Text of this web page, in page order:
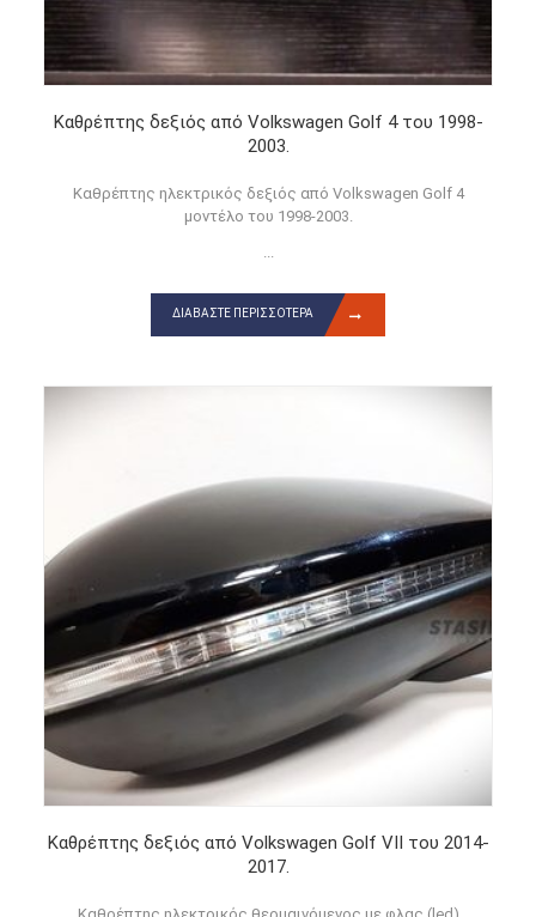
Καθρέπτης δεξιός από Volkswagen Golf 4 του 1998-
2003.
Καθρέπτης ηλεκτρικός δεξιός από Volkswagen Golf 4
μοντέλο του 1998-2003.
ΔΙΑΒΆΣΤΕ ΠΕΡΙΣΣΌΤΕΡΑ
Καθρέπτης δεξιός από Volkswagen Golf VII του 2014-
2017.